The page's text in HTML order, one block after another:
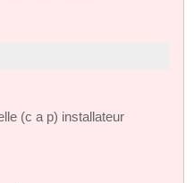
(c a p) installateur